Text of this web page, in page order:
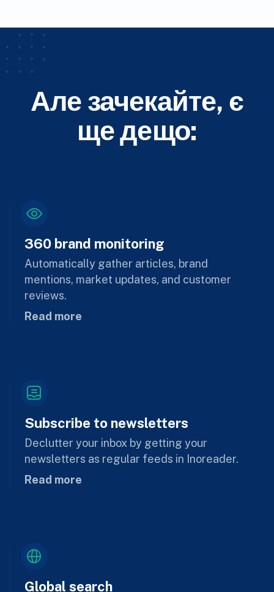
Але зачекайте, є
ще дещо:
360 brand monitoring
Automatically gather articles, brand
mentions, market updates, and customer
reviews.
Read more
Subscribe to newsletters
Declutter your inbox by getting your
newsletters as regular feeds in Inoreader.
Read more
Global search